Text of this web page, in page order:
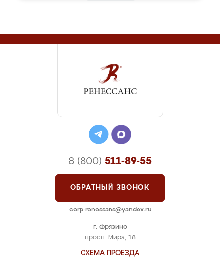
г. Фрязино
просп. Мира, 18
СХЕМА ПРОЕЗДА
8 (800) 511-89-55
ОБРАТНЫЙ ЗВОНОК
corp-renessans@yandex.ru